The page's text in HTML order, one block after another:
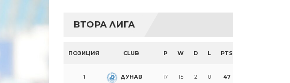
ВТОРА ЛИГА
ПОЗИЦИЯ CLUB P W D L PTS
1 ДУНАВ 17 15 2 0 47